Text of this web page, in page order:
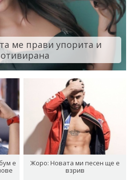
ме прави упорита и
е
Жоро: Новата ми песен ще е
взрив